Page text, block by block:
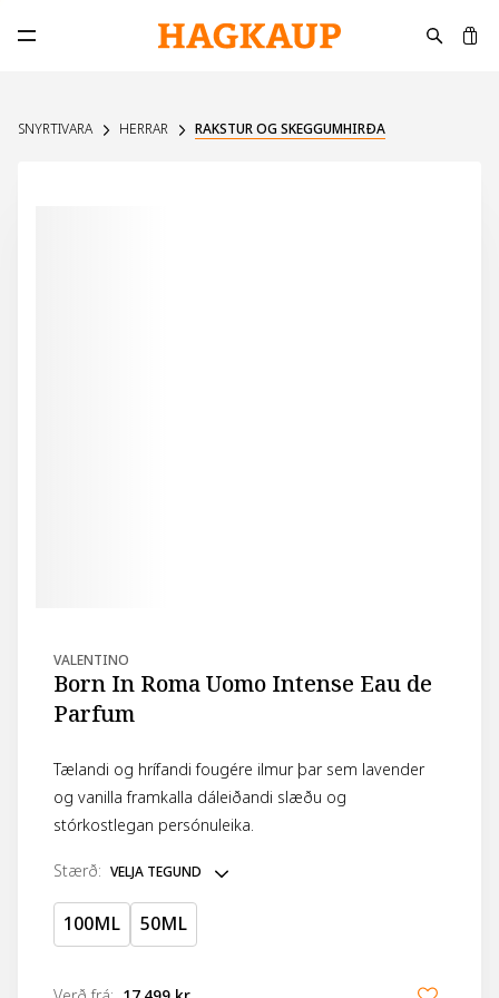
Opna aðalvalmynd
SNYRTIVARA HERRAR RAKSTUR OG SKEGGUMHIRÐA
VALENTINO
Born In Roma Uomo Intense Eau de
Parfum
Tælandi og hrífandi fougére ilmur þar sem lavender
og vanilla framkalla dáleiðandi slæðu og
stórkostlegan persónuleika.
stærð: VELJA TEGUND
100ML 50ML